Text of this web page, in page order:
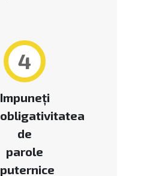
4
Impuneți
obligativitatea
de
parole
puternice